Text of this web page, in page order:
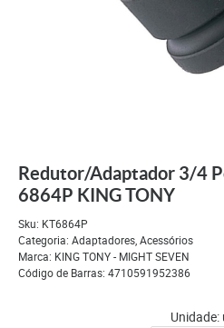
Redutor/Adaptador 3/4
6864P KING TONY
Sku: KT6864P
Categoria: Adaptadores,Acessórios
Marca: KING TONY - MIGHT SEVEN
Código de Barras: 4710591952386
Unidade: